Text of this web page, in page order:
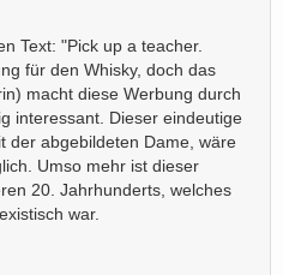
Text: "Pick up a teacher.
für den Whisky, doch das
macht diese Werbung durch
interessant. Dieser eindeutige
der abgebildeten Dame, wäre
Umso mehr ist dieser
20. Jahrhunderts, welches
war.